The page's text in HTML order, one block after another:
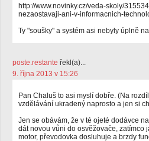
http://www.novinky.cz/veda-skoly/
nezaostavaji-ani-v-informacnich-
Ty "soušky" a systém asi nebyly úplně
poste.restante řekl(a)...
9. října 2013 v 15:26
Pan Chaluš to asi myslí dobře. (Na
vzdělávání ukradený naprosto a jen si
Jen se obávám, že v té ojeté dodávce
dát novou vůni do osvěžovače, zatímco
motor, převodovka dosluhuje a brzdy